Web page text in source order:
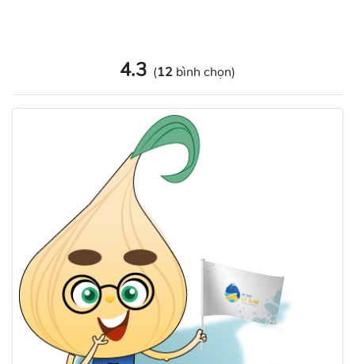
4.3 (12 bình chọn)